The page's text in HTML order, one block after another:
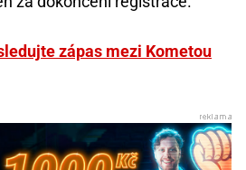
zápas mezi Kometou